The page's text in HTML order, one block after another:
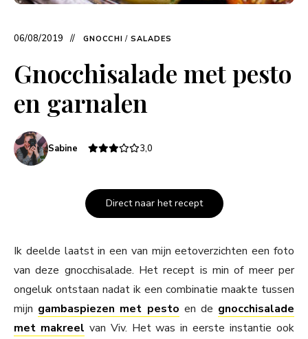
06/08/2019 GNOCCHI / SALADES
Gnocchisalade met pesto
en garnalen
Sabine 3,0
Direct naar het recept
Ik deelde laatst in een van mijn eetoverzichten een foto
van deze gnocchisalade. Het recept is min of meer per
ongeluk ontstaan nadat ik een combinatie maakte tussen
mijn gambaspiezen met pesto en de gnocchisalade
met makreel van Viv. Het was in eerste instantie ook